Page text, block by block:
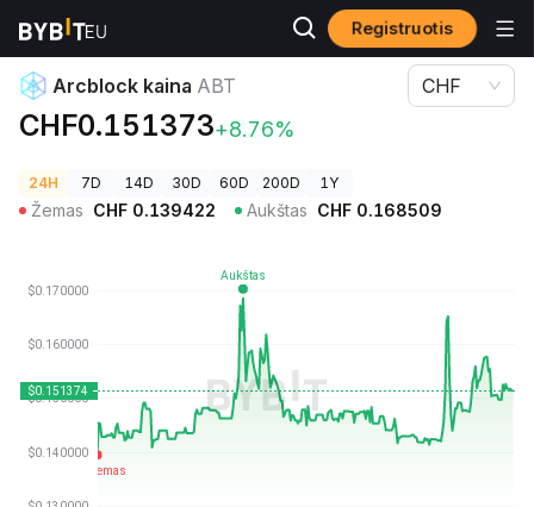
Registruotis
Kriptovaliutų kainos Arcblock kaina ABT
Arcblock kaina ABT
CHF0.151373+8.76%
CHF
24H 7D 14D 30D 60D 200D 1Y
Žemas CHF 0.139422 Aukštas CHF 0.168509